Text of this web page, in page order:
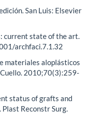
San Luis: Elsevier
current state of the art.
archfaci.7.1.32
materiales aloplásticos
2010;70(3):259-
status of grafts and
Reconstr Surg.